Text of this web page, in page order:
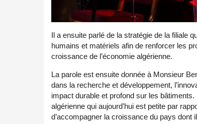
Il a ensuite parlé de la stratégie de la filiale
humains et matériels afin de renforcer les
croissance de l’économie algérienne.
La parole est ensuite donnée à Monsieur
dans la recherche et développement,
impact durable et profond sur les
algérienne qui aujourd’hui est petite par
d’accompagner la croissance du pays dont